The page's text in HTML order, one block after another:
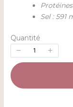
Sel : 591
Quantité